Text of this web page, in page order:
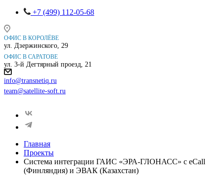
+7 (499) 112-05-68
ОФИС В КОРОЛЁВЕ
ул. Дзержинского, 29
ОФИС В САРАТОВЕ
ул. 3-й Дегтярный проезд, 21
info@transnetiq.ru
team@satellite-soft.ru
Главная
Проекты
Система интеграции ГАИС «ЭРА-ГЛОНАСС» с eCall
(Финляндия) и ЭВАК (Казахстан)